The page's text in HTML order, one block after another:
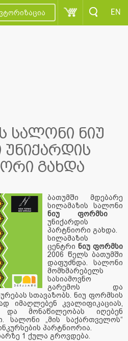
EN
სალონი ნიუ
გახდა
ბათუმში მდებარე
სილამაზის სალონი
ნიუ ფორმსი
უნიქარდის
პარტნიორი გახდა.
სილამაზის
ცენტრი ნიუ ფორმსი
2006 წელს ბათუმში
დაფუძნდა. სალონი
მომხმარებელს
სასიამოვნო
გარემოს და
სთავაზობს. ნიუ ფორმსის
იმაღლებენ კვალიფიკაციას,
და მონაწილეობას იღებენ
სალონი „მის საქართველოს“
პარტნიორია.
1 ქულა გროვდება.